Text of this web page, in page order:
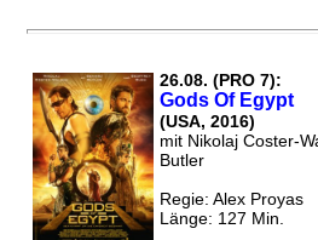
26.08. (PRO 7):
Gods Of Egypt
(USA, 2016)
mit Nikolaj Coster-
Butler
Regie: Alex Proyas
Länge: 127 Min.